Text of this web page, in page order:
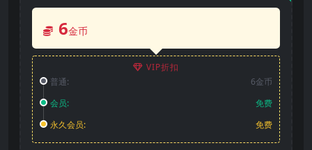
6金币
VIP折扣
普通:
6金币
会员:
免费
永久会员:
免费